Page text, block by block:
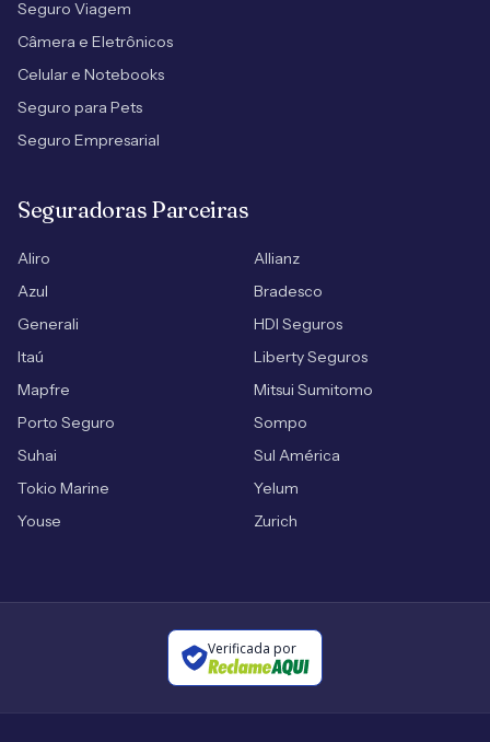
Seguro Viagem
Câmera e Eletrônicos
Celular e Notebooks
Seguro para Pets
Seguro Empresarial
Seguradoras Parceiras
Aliro
Allianz
Azul
Bradesco
Generali
HDI Seguros
Itaú
Liberty Seguros
Mapfre
Mitsui Sumitomo
Porto Seguro
Sompo
Suhai
Sul América
Tokio Marine
Yelum
Youse
Zurich
Verificada por